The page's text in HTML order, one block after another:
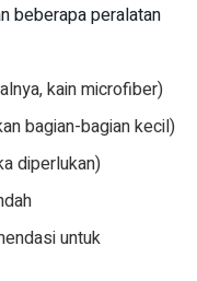
beberapa peralatan
kain microfiber)
bagian-bagian kecil)
diperlukan)
untuk